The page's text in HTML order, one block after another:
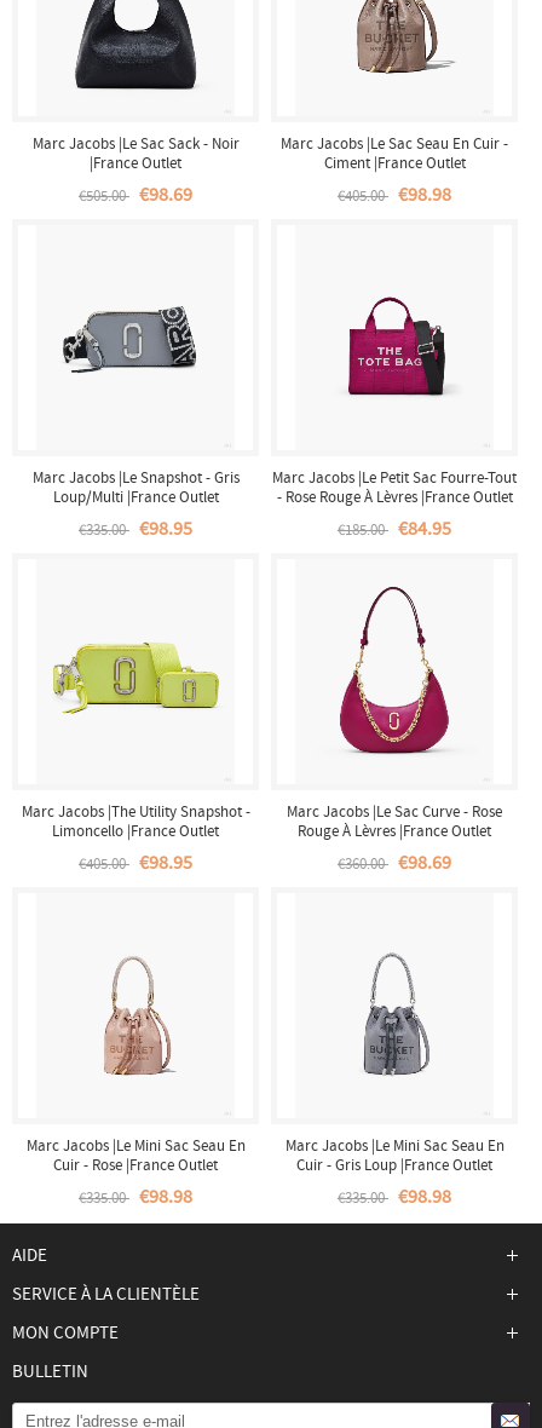
Marc Jacobs |Le Sac Sack - Noir
|France Outlet
€505.00 €98.69
Marc Jacobs |Le Sac Seau En Cuir -
Ciment |France Outlet
€405.00 €98.98
Marc Jacobs |Le Snapshot - Gris
Loup/Multi |France Outlet
€335.00 €98.95
Marc Jacobs |Le Petit Sac Fourre-Tout
- Rose Rouge À Lèvres |France Outlet
€185.00 €84.95
Marc Jacobs |The Utility Snapshot -
Limoncello |France Outlet
€405.00 €98.95
Marc Jacobs |Le Sac Curve - Rose
Rouge À Lèvres |France Outlet
€360.00 €98.69
Marc Jacobs |Le Mini Sac Seau En
Cuir - Rose |France Outlet
€335.00 €98.98
Marc Jacobs |Le Mini Sac Seau En
Cuir - Gris Loup |France Outlet
€335.00 €98.98
AIDE
SERVICE À LA CLIENTÈLE
MON COMPTE
BULLETIN